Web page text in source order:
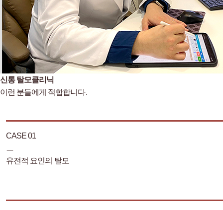
신통 탈모클리닉
이런 분들에게 적합합니다.
CASE 01
ㅡ
유전적 요인의 탈모